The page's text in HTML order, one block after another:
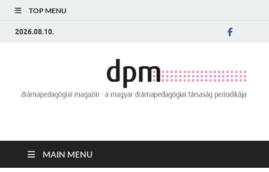
TOP MENU
2026.08.10.
MAIN MENU